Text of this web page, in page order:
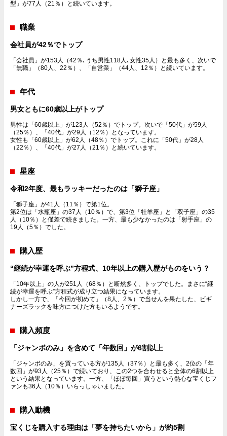
型」が77人（21％）と続いています。
職業
会社員が42％でトップ
「会社員」が153人（42％､うち男性118人､女性35人）と最も多く、次いで
「無職」（80人、22％）、「自営業」（44人、12％）と続いています。
年代
男女ともに60歳以上がトップ
男性は「60歳以上」が123人（52％）でトップ。次いで「50代」が59人
（25％）、「40代」が29人（12％）となっています。
女性も「60歳以上」が62人（48％）でトップ。これに「50代」が28人
（22％）、「40代」が27人（21％）と続いています。
星座
令和2年度、最もラッキーだったのは「獅子座」
「獅子座」が41人（11％）で第1位。
第2位は「水瓶座」の37人（10％）で、第3位「牡羊座」と「双子座」の35
人（10％）と僅差で続きました。一方、最も少なかったのは「射手座」の
19人（5％）でした。
購入歴
“継続が幸運を呼ぶ”方程式、10年以上の購入歴がものをいう？
「10年以上」の人が251人（68％）と断然多く、トップでした。まさに“継
続が幸運を呼ぶ”方程式が成り立つ結果になっています。
しかし一方で、「今回が初めて」（8人、2％）で当せんを果たした、ビギ
ナーズラックを味方につけた方もいるようです。
購入頻度
「ジャンボのみ」を含めて「年数回」が6割以上
「ジャンボのみ」を買っている方が135人（37％）と最も多く、2位の「年
数回」が93人（25％）で続いており、この2つを合わせると全体の6割以上
という結果となっています。一方、「ほぼ毎回」買うという熱心な宝くじフ
ァンも36人（10％）いらっしゃいました。
購入動機
宝くじを購入する理由は「夢を持ちたいから」が約5割